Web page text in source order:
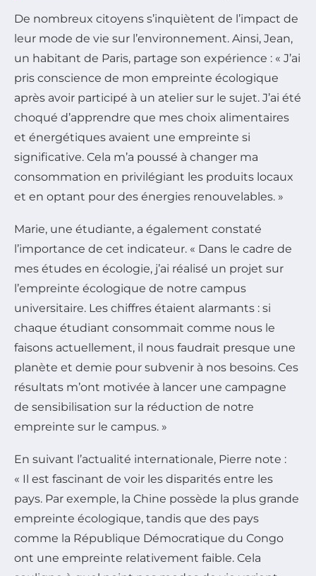
De nombreux citoyens s’inquiètent de l’impact de
leur mode de vie sur l’environnement. Ainsi, Jean,
un habitant de Paris, partage son expérience : « J’ai
pris conscience de mon empreinte écologique
après avoir participé à un atelier sur le sujet. J’ai été
choqué d’apprendre que mes choix alimentaires
et énergétiques avaient une empreinte si
significative. Cela m’a poussé à changer ma
consommation en privilégiant les produits locaux
et en optant pour des énergies renouvelables. »
Marie, une étudiante, a également constaté
l’importance de cet indicateur. « Dans le cadre de
mes études en écologie, j’ai réalisé un projet sur
l’empreinte écologique de notre campus
universitaire. Les chiffres étaient alarmants : si
chaque étudiant consommait comme nous le
faisons actuellement, il nous faudrait presque une
planète et demie pour subvenir à nos besoins. Ces
résultats m’ont motivée à lancer une campagne
de sensibilisation sur la réduction de notre
empreinte sur le campus. »
En suivant l’actualité internationale, Pierre note :
« Il est fascinant de voir les disparités entre les
pays. Par exemple, la Chine possède la plus grande
empreinte écologique, tandis que des pays
comme la République Démocratique du Congo
ont une empreinte relativement faible. Cela